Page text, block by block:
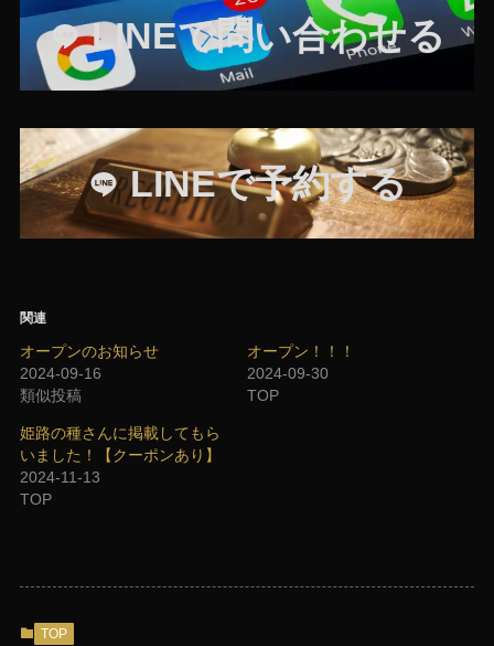
LINEで問い合わせる
LINEで予約する
関連
オープンのお知らせ
2024-09-16
類似投稿
オープン！！！
2024-09-30
TOP
姫路の種さんに掲載してもら
いました！【クーポンあり】
2024-11-13
TOP
TOP